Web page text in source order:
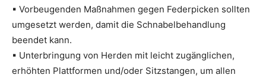
▪ Vorbeugenden Maßnahmen gegen Federpicken sollten
umgesetzt werden, damit die Schnabelbehandlung
beendet kann.
▪ Unterbringung von Herden mit leicht zugänglichen,
erhöhten Plattformen und/oder Sitzstangen, um allen